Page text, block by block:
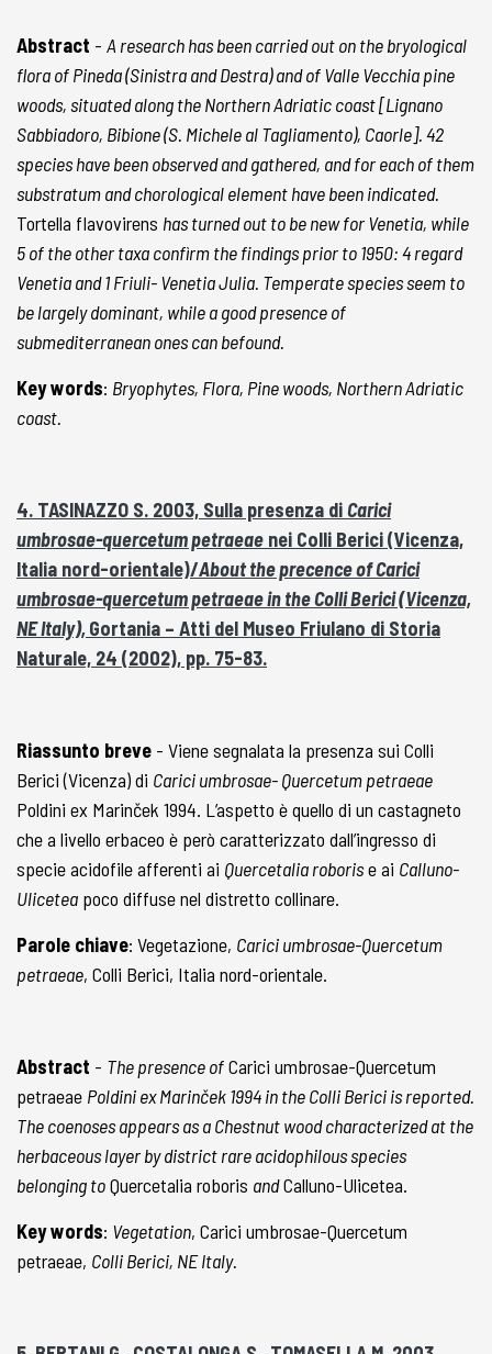
Abstract - A research has been carried out on the bryological
flora of Pineda (Sinistra and Destra) and of Valle Vecchia pine
woods, situated along the Northern Adriatic coast [Lignano
Sabbiadoro, Bibione (S. Michele al Tagliamento), Caorle]. 42
species have been observed and gathered, and for each of them
substratum and chorological element have been indicated.
Tortella flavovirens has turned out to be new for Venetia, while
5 of the other taxa confìrm the findings prior to 1950: 4 regard
Venetia and 1 Friuli- Venetia Julia. Temperate species seem to
be largely dominant, while a good presence of
submediterranean ones can befound.
Key words: Bryophytes, Flora, Pine woods, Northern Adriatic
coast.
4. TASINAZZO S. 2003, Sulla presenza diCarici
umbrosae-quercetum petraeae nei Colli Berici (Vicenza,
Italia nord-orientale)/About the precence of Carici
umbrosae-quercetum petraeae in the Colli Berici (Vicenza,
NE Italy),Gortania – Atti del Museo Friulano di Storia
Naturale, 24 (2002), pp. 75-83.
Riassunto breve - Viene segnalata la presenza sui Colli
Berici (Vicenza) di Carici umbrosae- Quercetum petraeae
Poldini ex Marinček 1994. L’aspetto è quello di un castagneto
che a livello erbaceo è però caratterizzato dall’ingresso di
specie acidofile afferenti ai Quercetalia roborise ai Calluno-
Ulicetea poco diffuse nel distretto collinare.
Parole chiave: Vegetazione, Carici umbrosae-Quercetum
petraeae, Colli Berici, Italia nord-orientale.
Abstract - The presence ofCarici umbrosae-Quercetum
petraeae Poldini ex Marinček 1994 in the Colli Berici is reported.
The coenoses appears as a Chestnut wood characterized at the
herbaceous layer by district rare acidophilous species
belonging toQuercetalia roboris andCalluno-Ulicetea.
Key words: Vegetation, Carici umbrosae-Quercetum
petraeae, Colli Berici, NE Italy.